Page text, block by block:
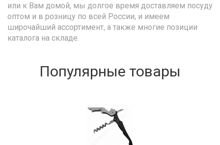
или к Вам домой, мы долгое время доставляем посуду
оптом и в розницу по всей России, и имеем
широчайший ассортимент, а также многие позиции
каталога на складе.
Популярные товары